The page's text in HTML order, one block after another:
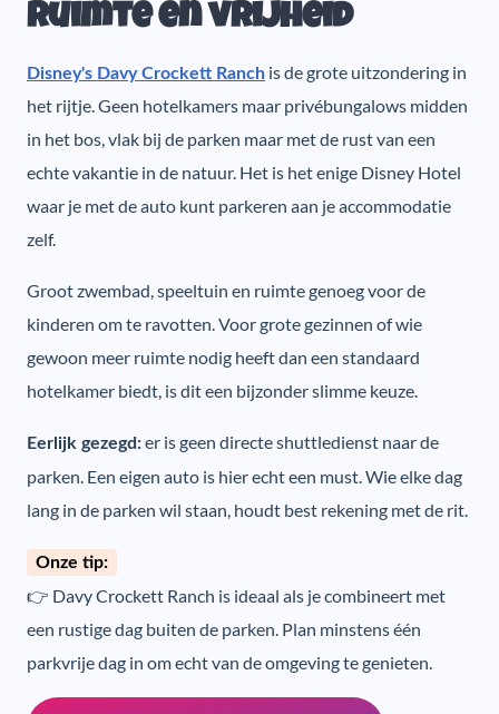
ruimte en vrijheid
Disney's Davy Crockett Ranch is de grote uitzondering in
het rijtje. Geen hotelkamers maar privébungalows midden
in het bos, vlak bij de parken maar met de rust van een
echte vakantie in de natuur. Het is het enige Disney Hotel
waar je met de auto kunt parkeren aan je accommodatie
zelf.
Groot zwembad, speeltuin en ruimte genoeg voor de
kinderen om te ravotten. Voor grote gezinnen of wie
gewoon meer ruimte nodig heeft dan een standaard
hotelkamer biedt, is dit een bijzonder slimme keuze.
Eerlijk gezegd:er is geen directe shuttledienst naar de
parken. Een eigen auto is hier echt een must. Wie elke dag
lang in de parken wil staan, houdt best rekening met de rit.
Onze tip:
👉 Davy Crockett Ranch is ideaal als je combineert met
een rustige dag buiten de parken. Plan minstens één
parkvrije dag in om echt van de omgeving te genieten.